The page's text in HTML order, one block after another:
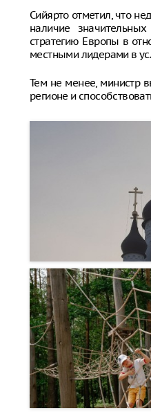
Сийярто отметил, что
наличие
стратегию Европы в
местными лидерами в
Тем не менее, министр
регионе и